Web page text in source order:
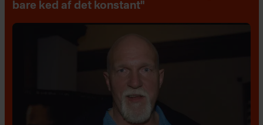
bare ked af det konstant"